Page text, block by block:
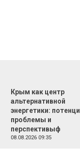
Крым как центр
альтернативной
энергетики:
проблемы и
перспективыф
08.08.2026 09:35